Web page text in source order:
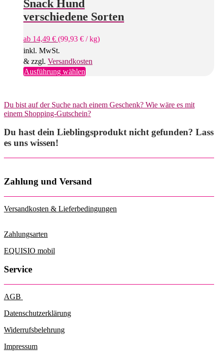
Snack Hund
verschiedene Sorten
ab 14,49 € (99,93 € /kg)
inkl. MwSt.
& zzgl. Versandkosten
Ausführung wählenDieses
Varianten
auf.
Optionen
der
gewählt
werden
Du bist auf der Suche nach einem Geschenk? Wie wäre es mit
einem Shopping-Gutschein?
Du hast dein Lieblingsprodukt nicht gefunden? Lass
es uns wissen!
Zahlung und Versand
Versandkosten & Lieferbedingungen
Zahlungsarten
EQUISIO mobil
Service
AGB
Datenschutzerklärung
Widerrufsbelehrung
Impressum